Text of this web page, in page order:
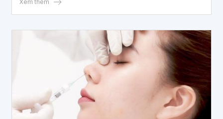
như thế nào trong bài viết sau đây.
Xem thêm